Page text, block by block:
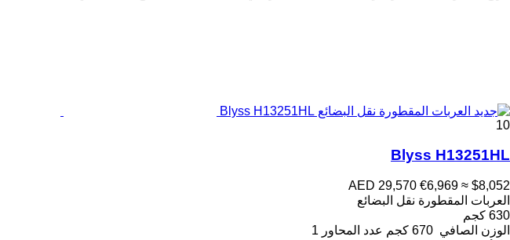
10
Blyss H13251HL
AED 29,570 €6,969 ≈ $8,052
العربات المقطورة نقل البضائع
630 كجم
الوزن الصافي 670 كجم عدد المحاور 1